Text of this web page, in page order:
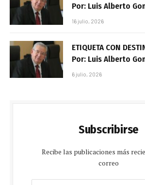
Por: Luis Alberto
16 julio, 2026
ETIQUETA CON
Por: Luis Alberto
6 julio, 2026
Subscribirse
Recibe las publicaciones más
correo